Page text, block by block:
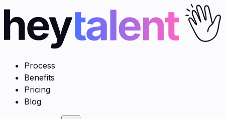
Process
Benefits
Pricing
Blog